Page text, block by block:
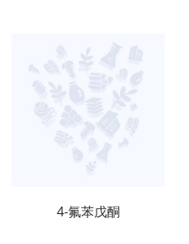
4-氟苯戊酮